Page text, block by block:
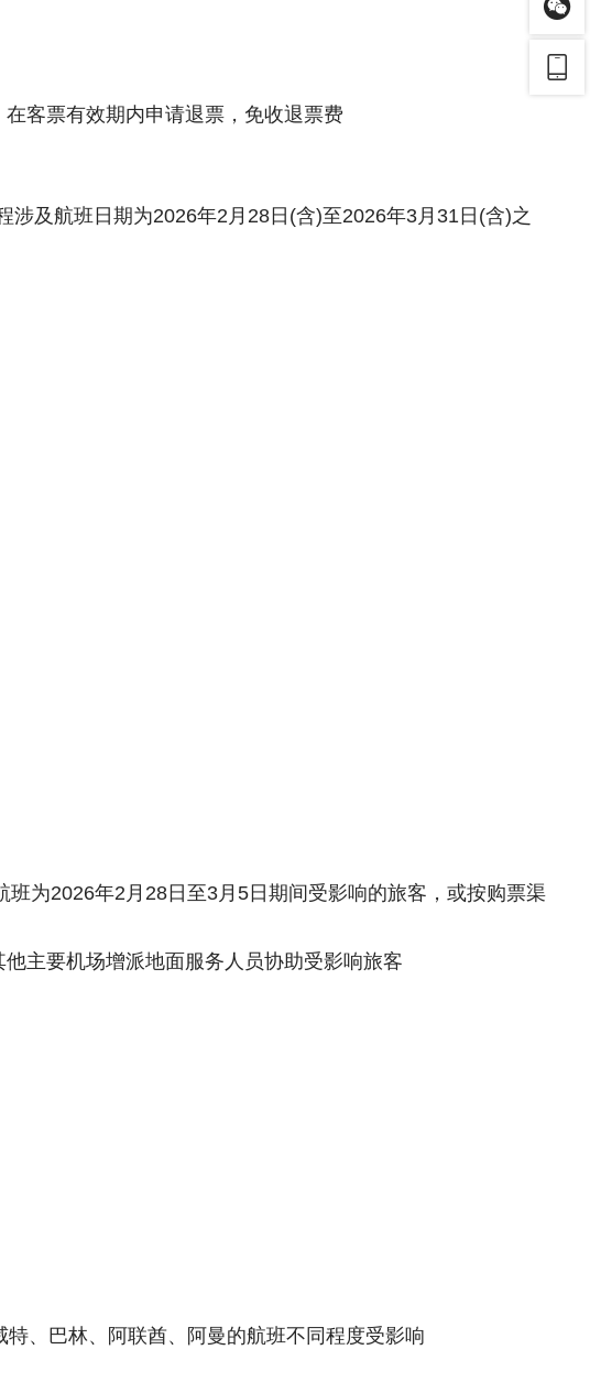
客票有效期内申请退票，免收退票费
及航班日期为2026年2月28日(含)至2026年3月31日(含)之
为2026年2月28日至3月5日期间受影响的旅客，或按购票渠
主要机场增派地面服务人员协助受影响旅客
、巴林、阿联酋、阿曼的航班不同程度受影响